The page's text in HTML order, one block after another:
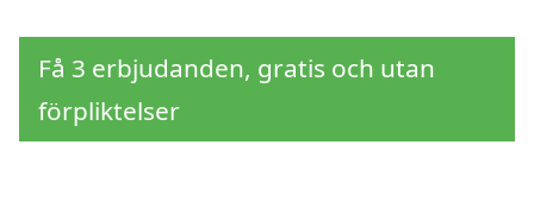
Få 3 erbjudanden, gratis och utan
förpliktelser